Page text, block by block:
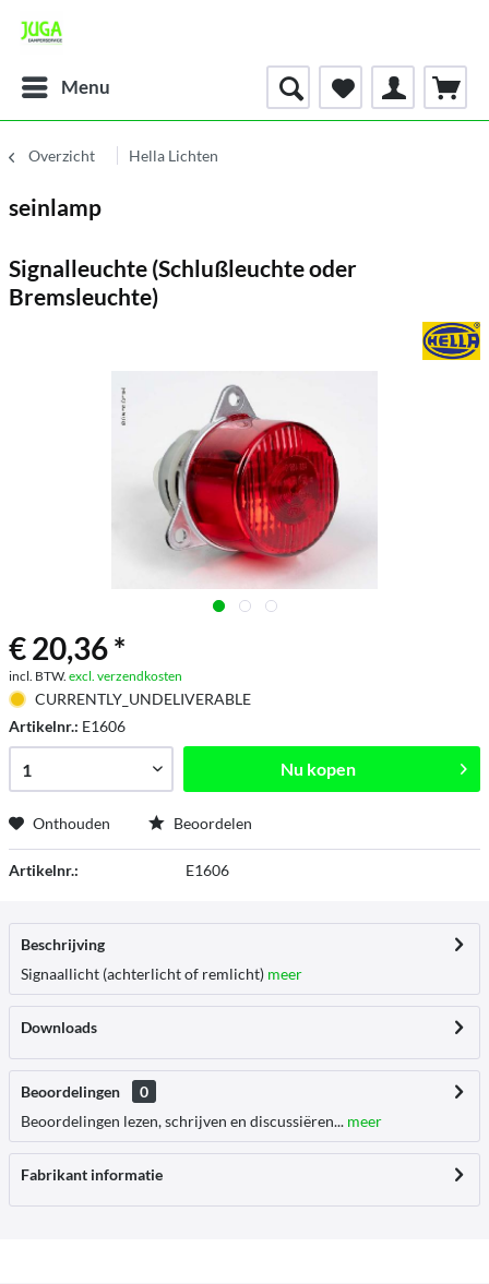
Menu
Overzicht Hella Lichten
seinlamp
Signalleuchte (Schlußleuchte oder
Bremsleuchte)
€ 20,36 *
incl. BTW. excl. verzendkosten
CURRENTLY_UNDELIVERABLE
Artikelnr.: E1606
Nu kopen
Onthouden Beoordelen
Artikelnr.: E1606
Beschrijving
Signaallicht (achterlicht of remlicht) meer
Downloads
Beoordelingen
0
Beoordelingen lezen, schrijven en discussiëren... meer
Fabrikant informatie